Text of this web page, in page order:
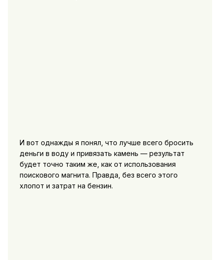
И вот однажды я понял, что лучше всего бросить
деньги в воду и привязать камень — результат
будет точно таким же, как от использования
поискового магнита. Правда, без всего этого
хлопот и затрат на бензин.